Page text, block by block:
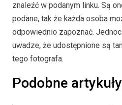
znaleźć w podanym linku. Są
podane, tak że każda osoba
odpowiednio zapoznać.
uwadze, że udostępnione są
tego fotografa.
Podobne